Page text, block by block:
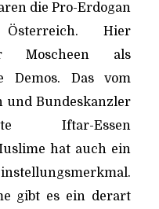
die Pro-Erdogan
Hier
Moscheen als
Demos. Das vom
und Bundeskanzler
Iftar-Essen
hat auch ein
gibt es ein derart